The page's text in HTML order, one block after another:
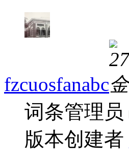
fzcuosfanabc
词条管理员
版本创建者